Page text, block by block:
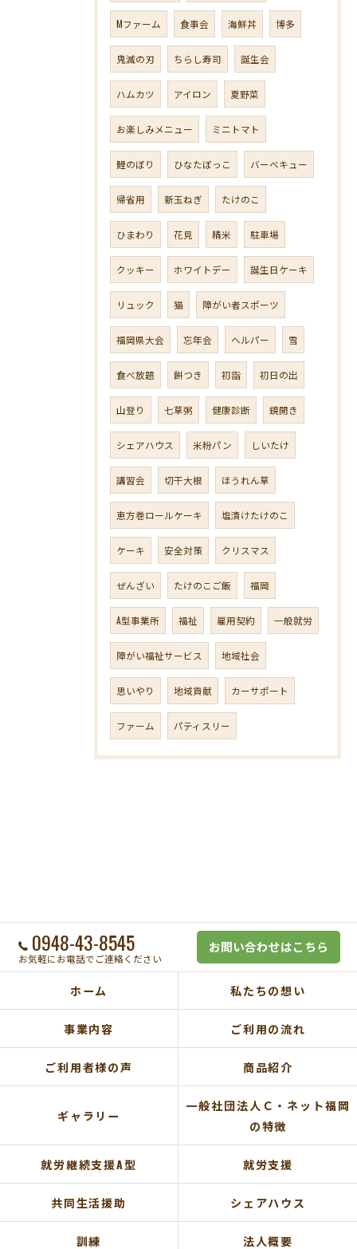
Mファーム 食事会 海鮮丼 博多
鬼滅の刃 ちらし寿司 誕生会
ハムカツ アイロン 夏野菜
お楽しみメニュー ミニトマト
鯉のぼり ひなたぼっこ バーベキュー
帰省用 新玉ねぎ たけのこ
ひまわり 花見 精米 駐車場
クッキー ホワイトデー 誕生日ケーキ
リュック 猫 障がい者スポーツ
福岡県大会 忘年会 ヘルパー 雪
食べ放題 餅つき 初詣 初日の出
山登り 七草粥 健康診断 鏡開き
シェアハウス 米粉パン しいたけ
講習会 切干大根 ほうれん草
恵方巻ロールケーキ 塩漬けたけのこ
ケーキ 安全対策 クリスマス
ぜんざい たけのこご飯 福岡
A型事業所 福祉 雇用契約 一般就労
障がい福祉サービス 地域社会
思いやり 地域貢献 カーサポート
ファーム パティスリー
0948-43-8545
お気軽にお電話でご連絡ください
お問い合わせはこちら
ホーム 私たちの想い
事業内容 ご利用の流れ
ご利用者様の声 商品紹介
ギャラリー
一般社団法人Ｃ・ネット福岡
の特徴
就労継続支援A型 就労支援
共同生活援助 シェアハウス
訓練 法人概要